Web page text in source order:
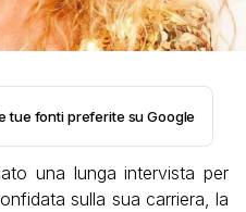
tue fonti preferite su Google
una lunga intervista per
sulla sua carriera, la